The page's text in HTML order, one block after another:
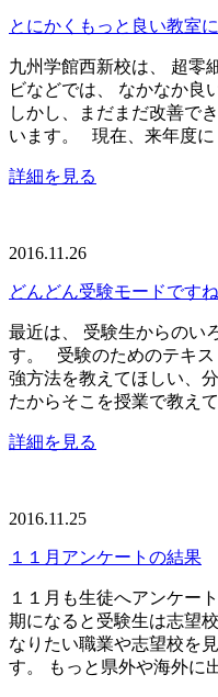
とにかくもっと良い教室
九州学館西新校は、 超零
ビなどでは、 なかなか良
しかし、まだまだ改善で
います。 現在、来年度
詳細を見る
2016.11.26
どんどん受験モードですね
最近は、 受験生からのい
す。 受験のためのテキス
強方法を教えてほしい、
たからそこを授業で教え
詳細を見る
2016.11.25
１１月アンケートの結果
１１月も生徒へアンケー
期になると受験生は志望
なりたい職業や志望校を
す。 もっと県外や海外に